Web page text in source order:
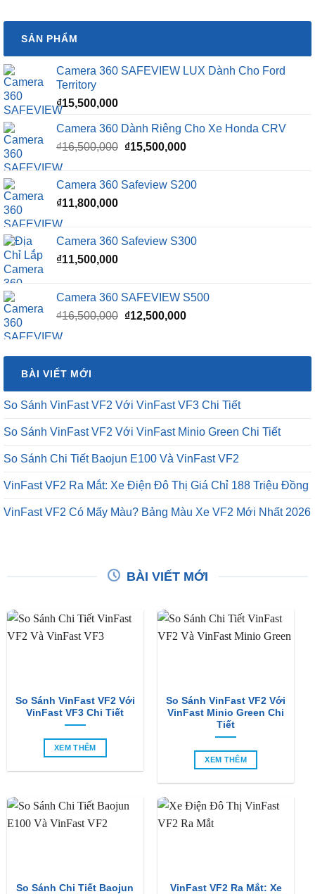
SẢN PHẨM
Camera 360 SAFEVIEW LUX Dành Cho Ford
Territory
₫15,500,000
Camera 360 Dành Riêng Cho Xe Honda CRV
₫16,500,000 Giá
₫16,500,000.
₫15,500,000Giá
là:
Camera 360 Safeview S200
₫11,800,000
Camera 360 Safeview S300
₫11,500,000
Camera 360 SAFEVIEW S500
₫16,500,000 Giá
₫16,500,000.
₫12,500,000Giá
là:
BÀI VIẾT MỚI
So Sánh VinFast VF2 Với VinFast VF3 Chi Tiết
So Sánh VinFast VF2 Với VinFast Minio Green Chi Tiết
So Sánh Chi Tiết Baojun E100 Và VinFast VF2
VinFast VF2 Ra Mắt: Xe Điện Đô Thị Giá Chỉ 188 Triệu Đồng
VinFast VF2 Có Mấy Màu? Bảng Màu Xe VF2 Mới Nhất 2026
BÀI VIẾT MỚI
So Sánh VinFast VF2 Với
VinFast VF3 Chi Tiết
XEM THÊM
So Sánh VinFast VF2 Với
VinFast Minio Green Chi
Tiết
XEM THÊM
So Sánh Chi Tiết Baojun
VinFast VF2 Ra Mắt: Xe